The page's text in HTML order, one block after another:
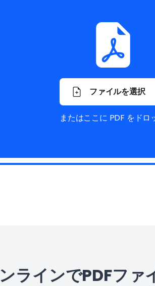
ファイルを選択
またはここに PDF をドロ
ラインでPDFファ